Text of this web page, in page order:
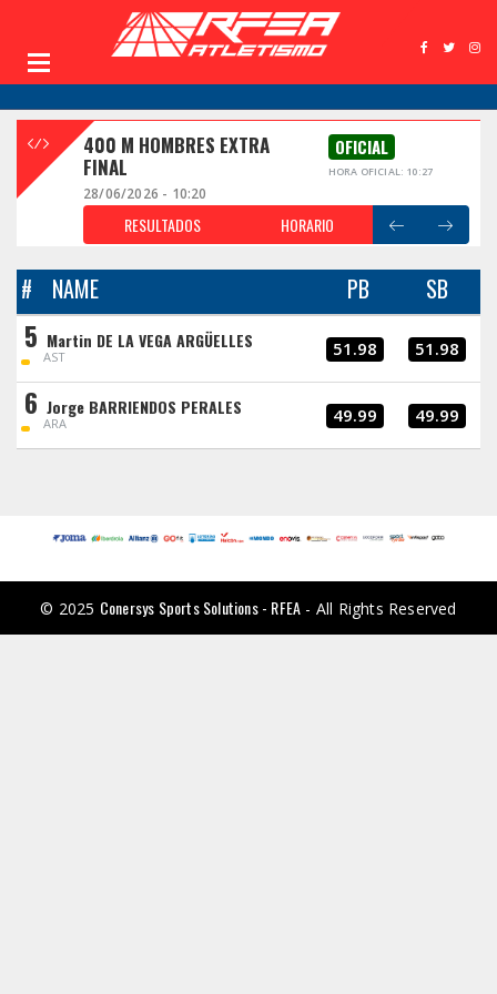
400 M HOMBRES EXTRA
FINAL
OFICIAL
HORA OFICIAL: 10:27
28/06/2026 - 10:20
RESULTADOS HORARIO
# NAME PB SB
5 Martin DE LA VEGA ARGÜELLES
AST 51.98 51.98
6 Jorge BARRIENDOS PERALES
ARA 49.99 49.99
© 2025 Conersys Sports Solutions - RFEA - All Rights Reserved